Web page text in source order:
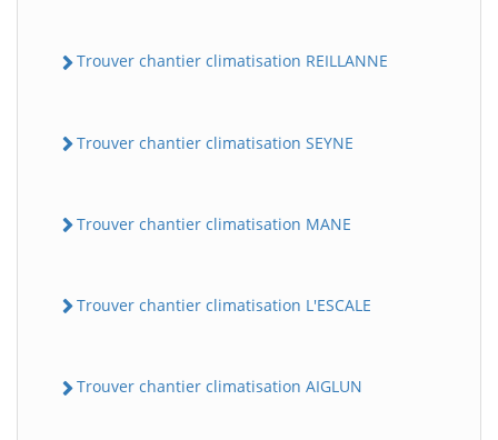
Trouver chantier climatisation REILLANNE
Trouver chantier climatisation SEYNE
Trouver chantier climatisation MANE
Trouver chantier climatisation L'ESCALE
Trouver chantier climatisation AIGLUN